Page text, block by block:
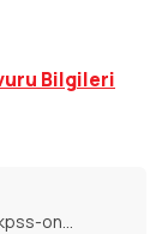
Bilgileri
https://www.osym.gov.tr/TR,23902/2022-kpss-on-lisans-basvurularinin-alinmasi-03082022.html